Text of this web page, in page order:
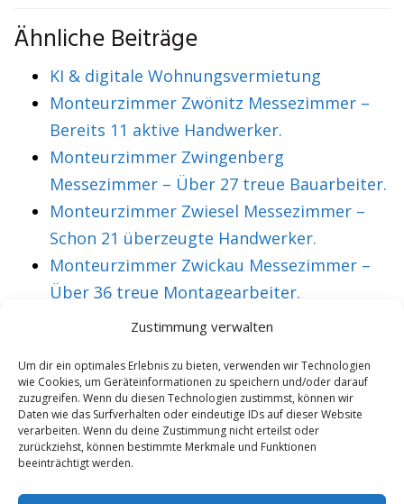
Zustimmung verwalten
Um dir ein optimales Erlebnis zu bieten, verwenden wir Technologien
wie Cookies, um Geräteinformationen zu speichern und/oder darauf
zuzugreifen. Wenn du diesen Technologien zustimmst, können wir
Daten wie das Surfverhalten oder eindeutige IDs auf dieser Website
verarbeiten. Wenn du deine Zustimmung nicht erteilst oder
zurückziehst, können bestimmte Merkmale und Funktionen
beeinträchtigt werden.
Ähnliche Beiträge
KI & digitale Wohnungsvermietung
Monteurzimmer Zwönitz Messezimmer –
Bereits 11 aktive Handwerker.
Monteurzimmer Zwingenberg
Messezimmer – Über 27 treue Bauarbeiter.
Monteurzimmer Zwiesel Messezimmer –
Schon 21 überzeugte Handwerker.
Monteurzimmer Zwickau Messezimmer –
Über 36 treue Montagearbeiter.
VORHERIGER ARTIKEL
Monteurzimmer
Gmünd
Messezimmer –
Mehr als 21
überzeugte
NÄCHSTER ARTIKEL
Monteurzimmer
Gmunden
Messezimmer –
Monteure.